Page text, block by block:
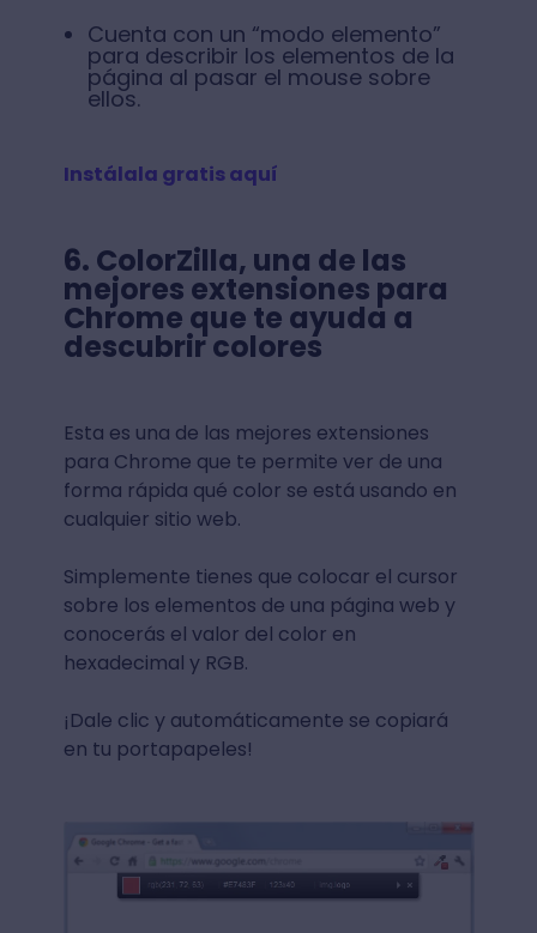
Cuenta con un “modo elemento”
para describir los elementos de la
página al pasar el mouse sobre
ellos.
Instálala gratis aquí
6. ColorZilla, una de las
mejores extensiones para
Chrome que te ayuda a
descubrir colores
Esta es una de las mejores extensiones
para Chrome que te permite ver de una
forma rápida qué color se está usando en
cualquier sitio web.
Simplemente tienes que colocar el cursor
sobre los elementos de una página web y
conocerás el valor del color en
hexadecimal y RGB.
¡Dale clic y automáticamente se copiará
en tu portapapeles!